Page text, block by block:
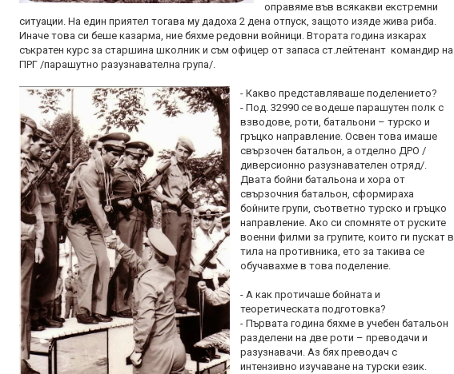
оправяме във всякакви екстремни
ситуации. На един приятел тогава му дадоха 2 дена отпуск, защото изяде жива риба.
Иначе това си беше казарма, ние бяхме редовни войници. Втората година изкарах
съкратен курс за старшина школник и съм офицер от запаса ст.лейтенант командир на
ПРГ /парашутно разузнавателна група/.
- Какво представляваше поделението?
- Под. 32990 се водеше парашутен полк с
взводове, роти, батальони – турско и
гръцко направление. Освен това имаше
свързочен батальон, а отделно ДРО /
диверсионно разузнавателен отряд/.
Двата бойни батальона и хора от
свързочния батальон, сформираха
бойните групи, съответно турско и гръцко
направление. Ако си спомняте от руските
военни филми за групите, които ги пускат в
тила на противника, ето за такива се
обучавахме в това поделение.
- А как протичаше бойната и
теоретическата подготовка?
- Първата година бяхме в учебен батальон
разделени на две роти – преводачи и
разузнавачи. Аз бях преводач с
интензивно изучаване на турски език.